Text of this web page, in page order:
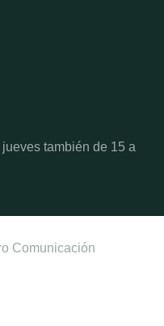
también de 15 a
Comunicación